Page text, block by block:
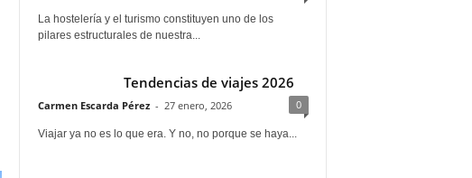
La hostelería y el turismo constituyen uno de los
pilares estructurales de nuestra...
Tendencias de viajes 2026
Carmen Escarda Pérez - 27 enero, 2026 0
Viajar ya no es lo que era. Y no, no porque se haya...